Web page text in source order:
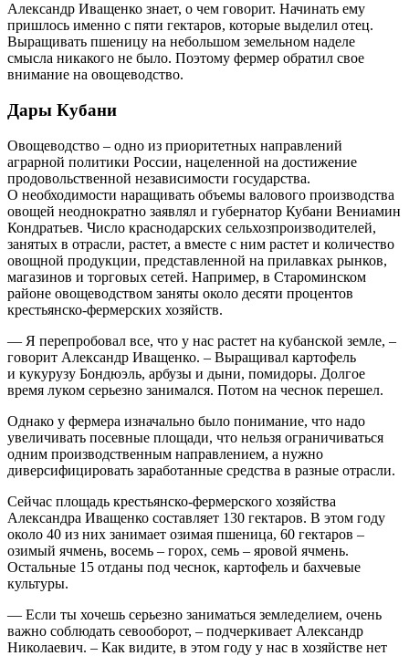
Александр Иващенко знает, о чем говорит. Начинать ему
пришлось именно с пяти гектаров, которые выделил отец.
Выращивать пшеницу на небольшом земельном наделе
смысла никакого не было. Поэтому фермер обратил свое
внимание на овощеводство.
Дары Кубани
Овощеводство – ​одно из прио­ритетных направлений
аграрной политики России, нацеленной на достижение
продовольственной независимости государства.
О необходимости наращивать объемы валового производства
овощей неоднократно заявлял и губернатор Кубани Ве­ниа­мин
Кондратьев. Число краснодарских сельхозпроизводителей,
занятых в отрасли, растет, а вместе с ним растет и количество
овощной продукции, представленной на прилавках рынков,
магазинов и торговых сетей. Например, в Староминском
районе овощеводством заняты около десяти процентов
крестьянско-­фермерских хозяйств.
— Я перепробовал все, что у нас растет на кубанской земле, – ​
говорит Александр Иващенко. – ​Выращивал картофель
и кукурузу Бондюэль, арбузы и дыни, помидоры. Долгое
время луком серьезно занимался. Потом на чеснок перешел.
Однако у фермера изначально было понимание, что надо
увеличивать посевные площади, что нельзя ограничиваться
одним производственным направлением, а нужно
диверсифицировать заработанные средства в разные отрасли.
Сейчас площадь крестьянско-­фермерского хозяйства
Александра Иващенко составляет 130 гектаров. В этом году
около 40 из них занимает озимая пшеница, 60 гектаров – ​
озимый ячмень, восемь – ​горох, семь – ​яровой ячмень.
Остальные 15 отданы под чеснок, картофель и бахчевые
культуры.
— Если ты хочешь серьезно заниматься земледелием, очень
важно соблюдать севооборот, – ​подчеркивает Александр
Николаевич. – ​Как видите, в этом году у нас в хозяйстве нет